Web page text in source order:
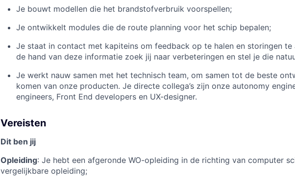
Je bouwt modellen die het brandstofverbruik voorspellen;
Je ontwikkelt modules die de route planning voor het schip bepalen;
Je staat in contact met kapiteins om feedback op te halen en storingen te
de hand van deze informatie zoek jij naar verbeteringen en stel je die
Je werkt nauw samen met het technisch team, om samen tot de beste
komen van onze producten. Je directe collega’s zijn onze autonomy
engineers, Front End developers en UX-designer.
Vereisten
Dit ben jij
Opleiding: Je hebt een afgeronde WO-opleiding in de richting van computer
vergelijkbare opleiding;